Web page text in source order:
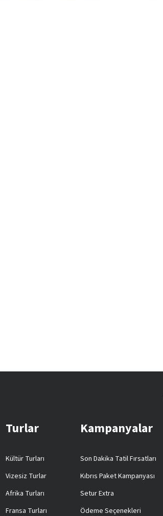
Turlar
Kültür Turları
Vizesiz Turlar
Afrika Turları
Fransa Turları
Kampanyalar
Son Dakika Tatil Fırsatları
Kıbrıs Paket Kampanyası
Setur Extra
Ödeme Seçenekleri